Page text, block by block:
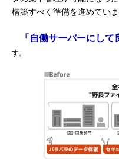
構築すべく準備を進めてい
「自働サーバーにして
す。